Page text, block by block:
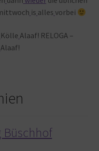
is alles vorbei
Kölle Alaaf! RELOGA –
Alaaf!